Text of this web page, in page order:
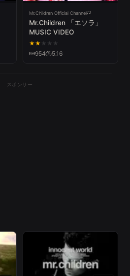
Mr.Children Official Channel
Mr.Children 「エソラ」
MUSIC VIDEO
★★ ★ ★ ★
954 5.16
スポンサー